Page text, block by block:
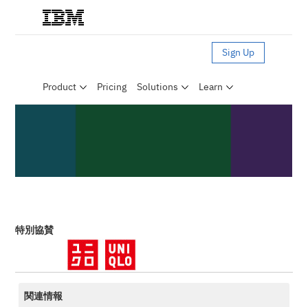
特別協賛
関連情報